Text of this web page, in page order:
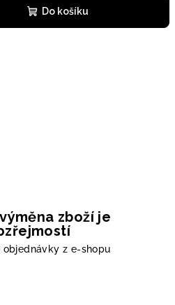
Do košíku
zboží je
z e-shopu